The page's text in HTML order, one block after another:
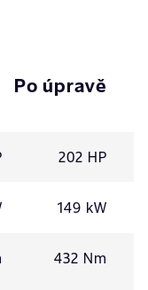
Po úpravě
202 HP
149 kW
432 Nm